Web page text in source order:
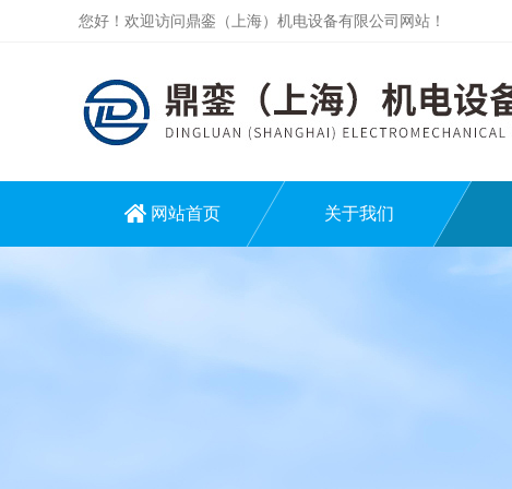
您好！欢迎访问鼎銮（上海）机电设备有限公司网站！
网站首页 关于我们